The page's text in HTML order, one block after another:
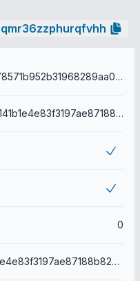
cf78571b952b31968289aa0527cf3827254f4b082e665624ba3ef0118b686130
00141b1e4e83f3197ae87188b823f3701b1c742106fc
0
1b1e4e83f3197ae87188b823f3701b1c742106fc